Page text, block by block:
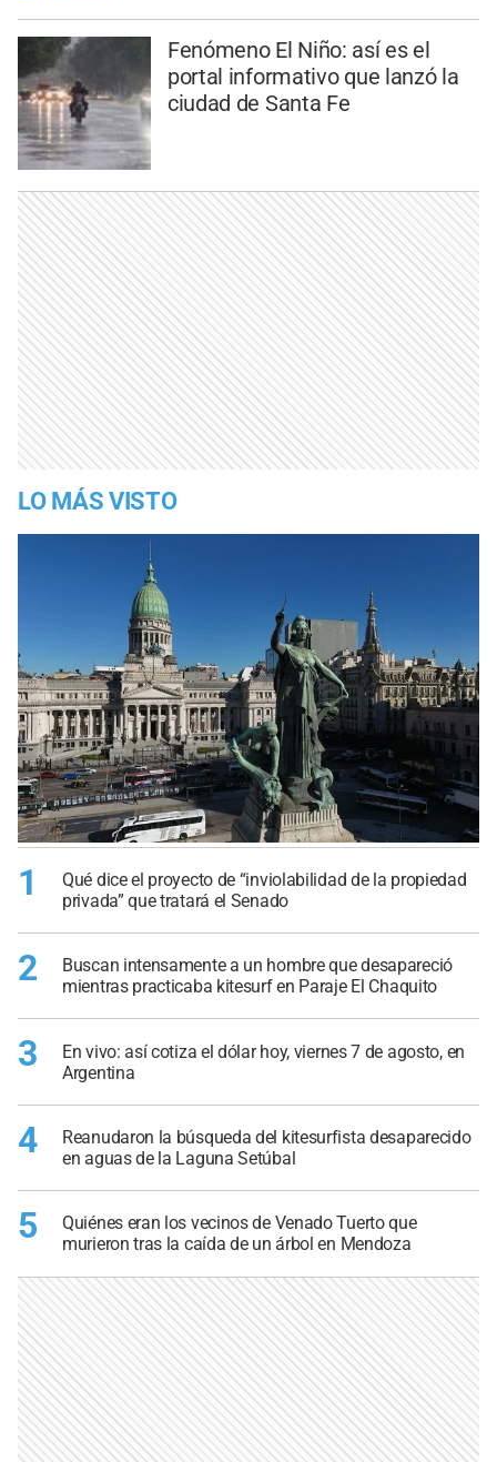
Fenómeno El Niño: así es el
portal informativo que lanzó la
ciudad de Santa Fe
LO MÁS VISTO
1
Qué dice el proyecto de “inviolabilidad de la propiedad
privada” que tratará el Senado
2
Buscan intensamente a un hombre que desapareció
mientras practicaba kitesurf en Paraje El Chaquito
3
En vivo: así cotiza el dólar hoy, viernes 7 de agosto, en
Argentina
4
Reanudaron la búsqueda del kitesurfista desaparecido
en aguas de la Laguna Setúbal
5
Quiénes eran los vecinos de Venado Tuerto que
murieron tras la caída de un árbol en Mendoza